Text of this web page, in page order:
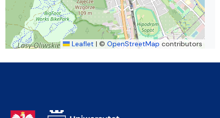
Leaflet | © OpenStreetMap contributors